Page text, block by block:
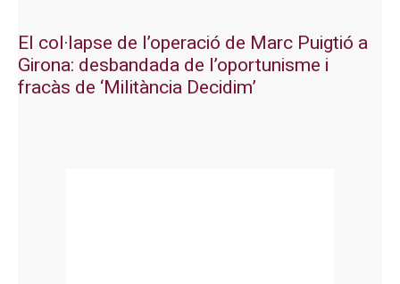
El col·lapse de l’operació de Marc Puigtió a
Girona: desbandada de l’oportunisme i
fracàs de ‘Militància Decidim’